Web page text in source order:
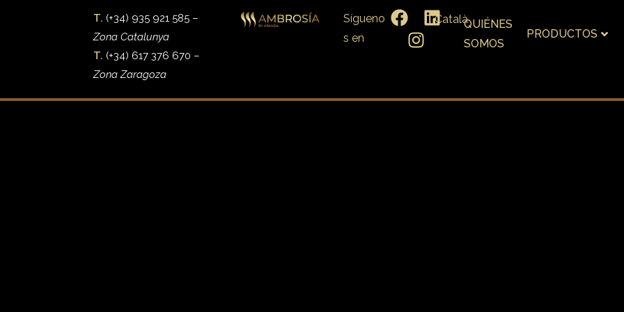
T. (+34) 935 921 585 –
Zona Catalunya
T. (+34) 617 376 670 –
Zona Zaragoza
Sígueno
s en
CatalàQUIÉNES
SOMOS
PRODUCTOS